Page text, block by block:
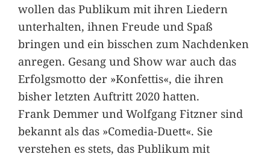
wollen das Publikum mit ihren Liedern
unterhalten, ihnen Freude und Spaß
bringen und ein bisschen zum Nachdenken
anregen. Gesang und Show war auch das
Erfolgsmotto der »Konfettis«, die ihren
bisher letzten Auftritt 2020 hatten.
Frank Demmer und Wolfgang Fitzner sind
bekannt als das »Comedia-Duett«. Sie
verstehen es stets, das Publikum mit